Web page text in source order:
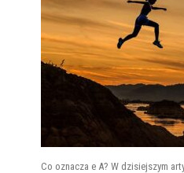
Co oznacza e A? W dzisiejszym